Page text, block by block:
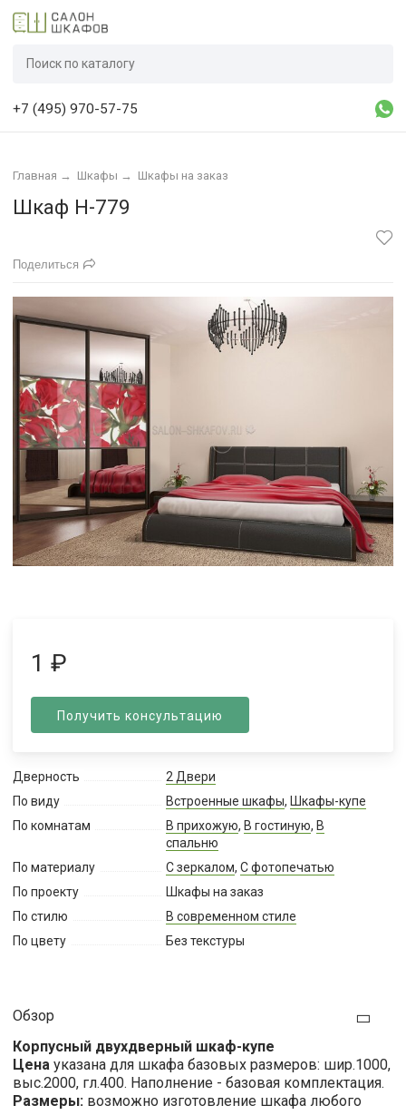
+7 (495) 970-57-75
Главная → Шкафы → Шкафы на заказ
Шкаф Н-779
Поделиться
1 ₽
Получить консультацию
Дверность
2 Двери
По виду
Встроенные шкафы, Шкафы-купе
По комнатам
В прихожую, В гостиную, В
спальню
По материалу
С зеркалом, С фотопечатью
По проекту
Шкафы на заказ
По стилю
В современном стиле
По цвету
Без текстуры
Обзор
Корпусный двухдверный шкаф-купе
Цена указана для шкафа базовых размеров: шир.1000,
выс.2000, гл.400. Наполнение - базовая комплектация.
Размеры: возможно изготовление шкафа любого